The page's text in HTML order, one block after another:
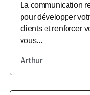
La communication
pour développer
clients et renforcer
vous...
Arthur